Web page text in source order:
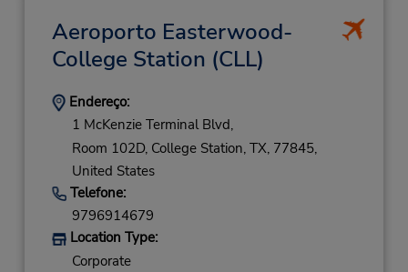
Aeroporto Easterwood-
College Station (CLL)
Endereço:
1 McKenzie Terminal Blvd,
Room 102D, College Station, TX, 77845,
United States
Telefone:
9796914679
Location Type:
Corporate